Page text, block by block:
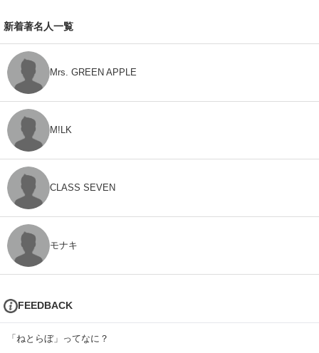
新着著名人一覧
Mrs. GREEN APPLE
M!LK
CLASS SEVEN
モナキ
FEEDBACK
「ねとらぼ」ってなに？